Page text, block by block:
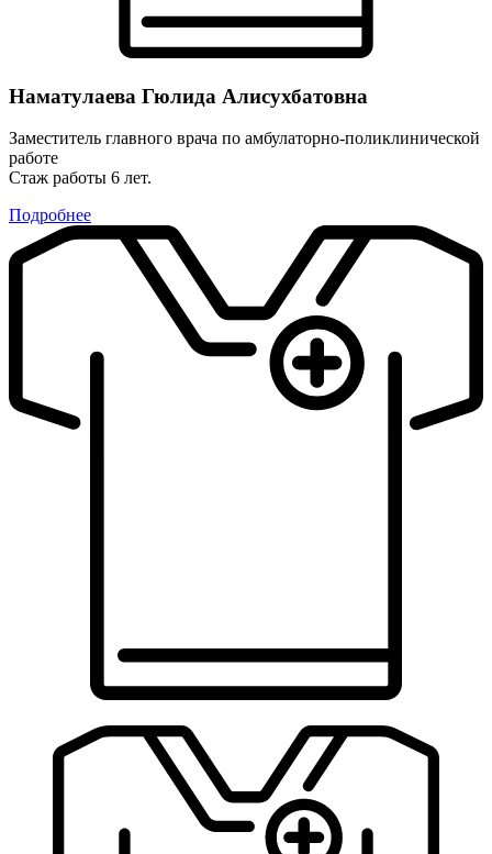
Наматулаева Гюлида Алисухбатовна
Заместитель главного врача по амбулаторно-поликлинической
работе
Стаж работы 6 лет.
Подробнее